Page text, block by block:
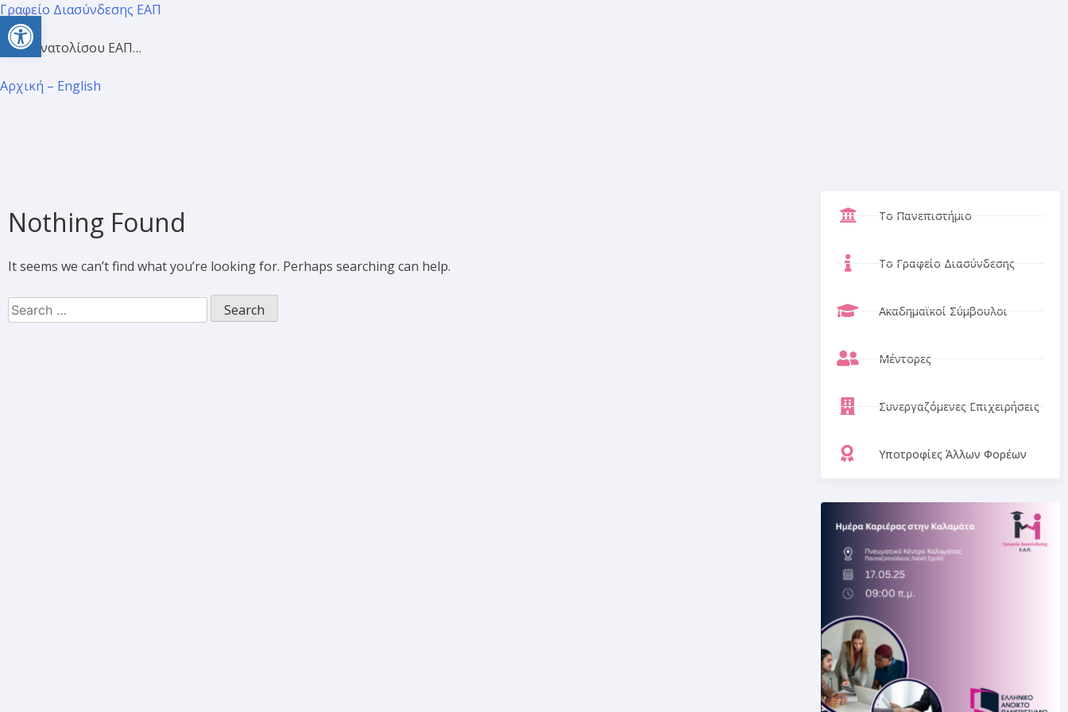
Open toolbar
Γραφείο Διασύνδεσης ΕΑΠ
Προσανατολίσου ΕΑΠ…
Αρχική – English
Nothing Found
It seems we can’t find what you’re looking for. Perhaps searching can help.
Το Πανεπιστήμιο
Το Γραφείο Διασύνδεσης
Ακαδημαϊκοί Σύμβουλοι
Μέντορες
Συνεργαζόμενες Επιχειρήσεις
Υποτροφίες Άλλων Φορέων